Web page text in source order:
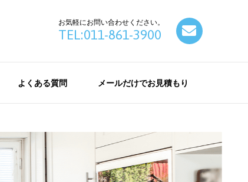
お気軽にお問い合わせください。
TEL:011-861-3900
よくある質問 メールだけでお見積もり